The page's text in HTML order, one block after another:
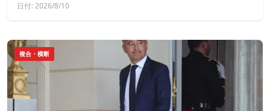
日付: 2026/8/10
複合・横断